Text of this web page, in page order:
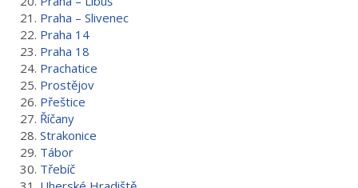
21. Praha – Slivenec
22. Praha 14
23. Praha 18
24. Prachatice
25. Prostějov
26. Přeštice
27. Říčany
28. Strakonice
29. Tábor
30. Třebíč